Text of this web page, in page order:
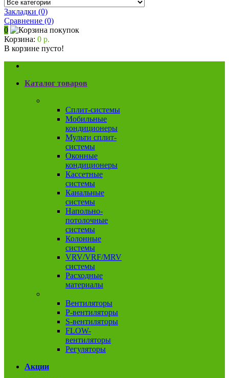
Закладки (0)
Сравнение (0)
0
Корзина: 0 р.
В корзине пусто!
Каталог товаров
Сплит-системы
Мобильные
кондиционеры
Мульти сплит-
системы
Оконные
кондиционеры
Кассетные
системы
Канальные
системы
Напольно-
потолочные
системы
Колонные
системы
VRV/VRF/MRV
системы
Расходные
материалы
Вентиляторы
P-вентиляторы
S-вентиляторы
FLOW-
вентиляторы
Регуляторы
Акции